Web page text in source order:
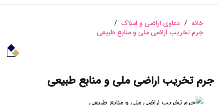
خانه / دعاوی اراضی و املاک /
جرم تخریب اراضی ملی و منابع طبیعی
جرم تخریب اراضی ملی و منابع طبیعی